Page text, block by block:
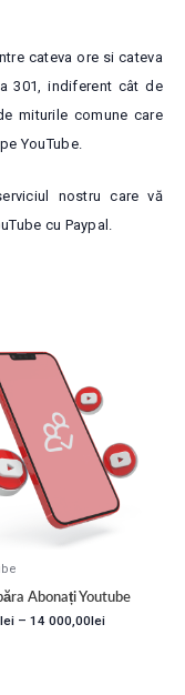
cateva ore si cateva
301, indiferent cât de
miturile comune care
YouTube.
nostru care vă
cu Paypal.
Abonați Youtube
lei– 14 000,00lei